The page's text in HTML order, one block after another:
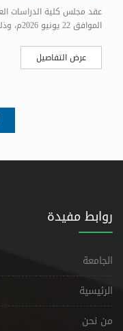
الموافق 22 يونيو 2026م، وذلك ف...
عرض التفاصيل
روابط مفيدة
الجامعة
الرئيسية
من نحن